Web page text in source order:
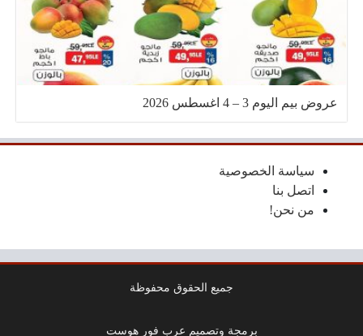
عروض بيم اليوم 3 – 4 اغسطس 2026
سياسة الخصوصية
اتصل بنا
من نحن!
جميع الحقوق محفوظة
برمجة وتصميم عرب فور هوست